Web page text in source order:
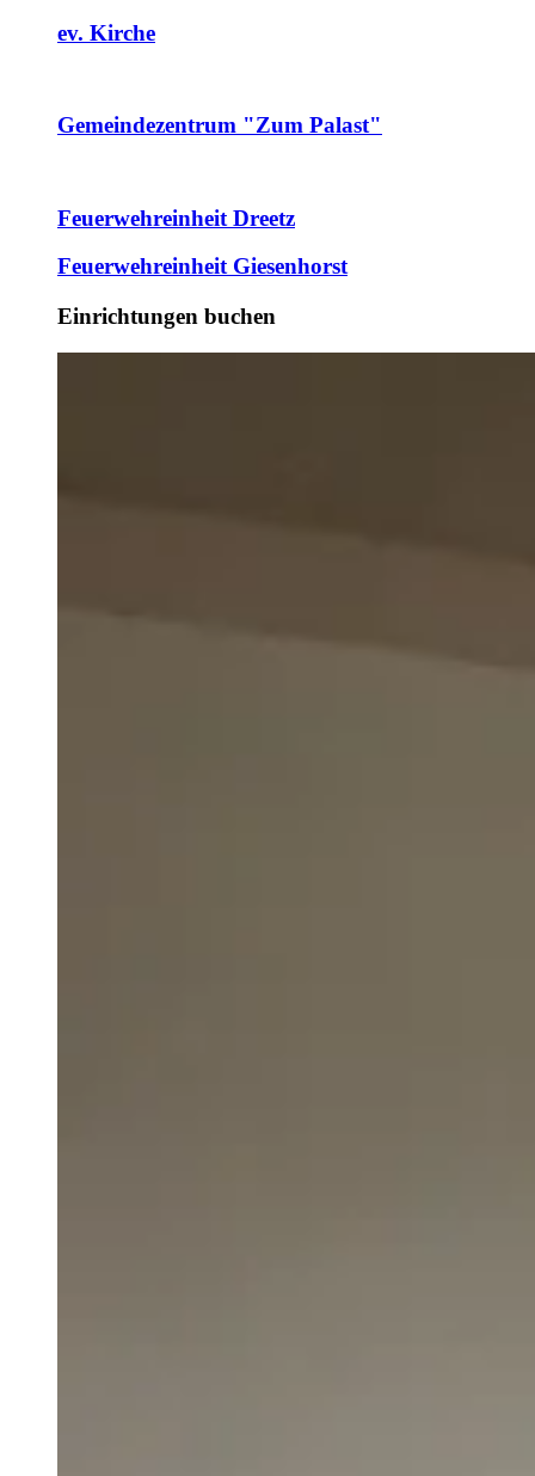
ev. Kirche
Gemeindezentrum "Zum Palast"
Feuerwehreinheit Dreetz
Feuerwehreinheit Giesenhorst
Einrichtungen buchen